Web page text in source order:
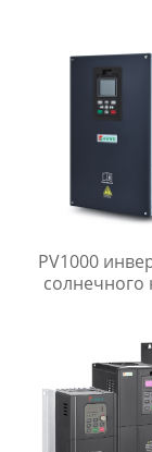
PV1000
солнечного